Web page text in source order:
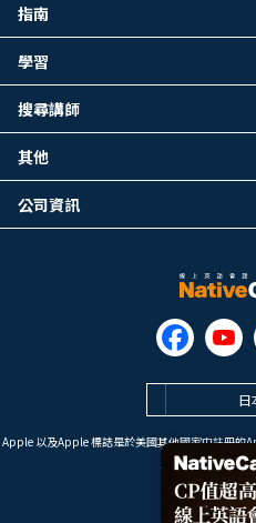
日
Apple 以及Apple 標誌是於美國其他國家中註冊的
標
Google Play是
指南
學習
搜尋講師
其他
公司資訊